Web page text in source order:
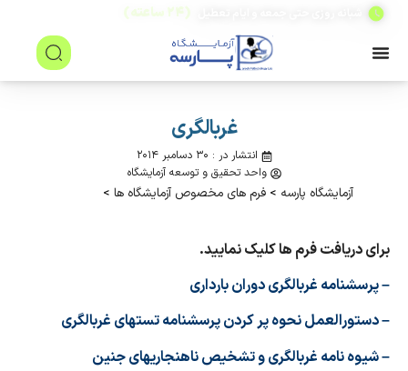
(۲۴ ساعته)
غربالگری
انتشار در : ۳۰ دسامبر ۲۰۱۴
واحد تحقیق و توسعه آزمایشگاه
آزمایشگاه پارسه > فرم های مخصوص آزمایشگاه ها >
برای دریافت فرم ها کلیک نمایید.
–پرسشنامه غربالگری دوران بارداری
–دستورالعمل نحوه پر کردن پرسشنامه تستهای غربالگری
–شیوه نامه غربالگری و تشخیص ناهنجاریهای جنین